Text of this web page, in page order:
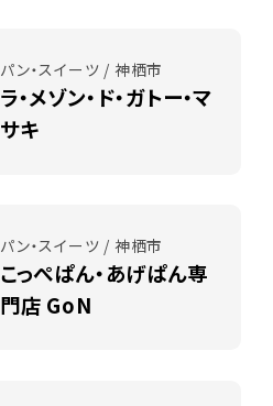
パン・スイーツ / 神栖市
ラ・メゾン・ド・ガトー・マ
サキ
パン・スイーツ / 神栖市
こっぺぱん・あげぱん専
門店 GoN